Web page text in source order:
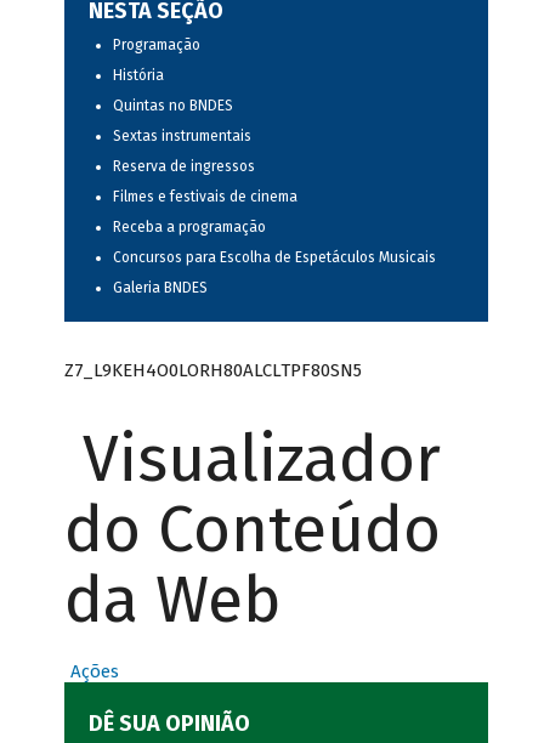
NESTA SEÇÃO
Programação
História
Quintas no BNDES
Sextas instrumentais
Reserva de ingressos
Filmes e festivais de cinema
Receba a programação
Concursos para Escolha de Espetáculos Musicais
Galeria BNDES
Z7_L9KEH4O0LORH80ALCLTPF80SN5
Visualizador
do Conteúdo
da Web
Ações
DÊ SUA OPINIÃO